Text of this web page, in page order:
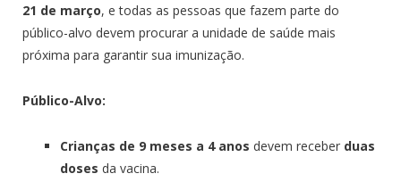
21 de março, e todas as pessoas que fazem parte do
público-alvo devem procurar a unidade de saúde mais
próxima para garantir sua imunização.
Público-Alvo:
Crianças de 9 meses a 4 anos devem receber duas
doses da vacina.